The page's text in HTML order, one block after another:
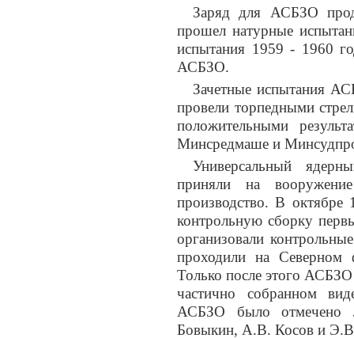
Заряд для АСБЗО
прошел натурные
испытания 1959 - 1960
АСБЗО.
Зачетные испытания
провели торпедными
положительными
Минсредмаше и
Универсальный
приняли на
производство. В октябре
контрольную сборку
организовали
проходили на Северном
Только после этого АСБЗО
частично собранном
АСБЗО было отмечено
Бовыкин, А.В. Косов и